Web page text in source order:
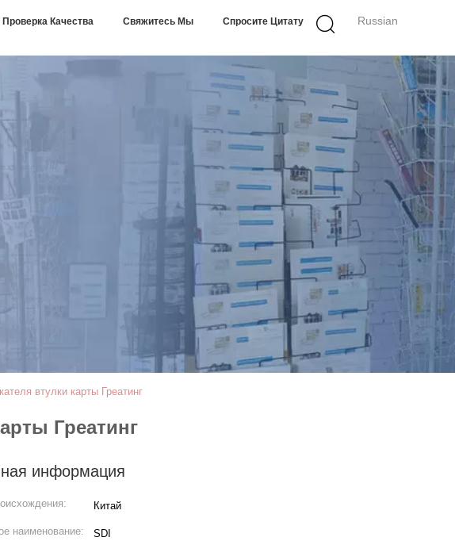
Russian
Проверка Качества Свяжитесь Мы Спросите Цитату
втулки карты Греатинг
Греатинг
информация
Китай
наименование: SDI